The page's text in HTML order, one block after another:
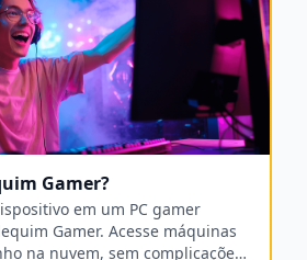
Gamer?
em um PC gamer
Gamer. Acesse máquinas
na nuvem, sem complicações